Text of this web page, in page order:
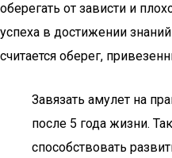
оберегать от зависти и
успеха в достижении
считается оберег,
Завязать амулет на
после 5 года жизни.
способствовать